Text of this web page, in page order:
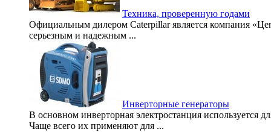
Техника, проверенную годами
Официальным дилером Caterpillar является компания
серьезным и надежным ...
Инверторные генераторы
В основном инверторная электростанция используется
Чаще всего их применяют для ...